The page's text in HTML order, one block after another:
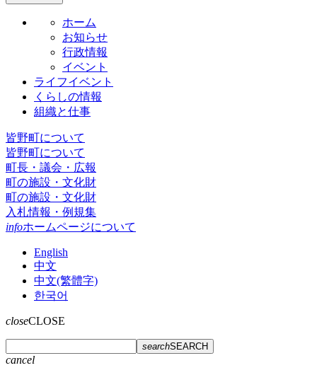
ホーム
お知らせ
行政情報
イベント
ライフイベント
くらしの情報
組織と仕事
皆野町について
皆野町について
町長・議会・広報
町の施設・文化財
町の施設・文化財
入札情報・例規集
infoホームページについて
English
中文
中文(繁體字)
한국어
closeCLOSE
searchSEARCH
cancel